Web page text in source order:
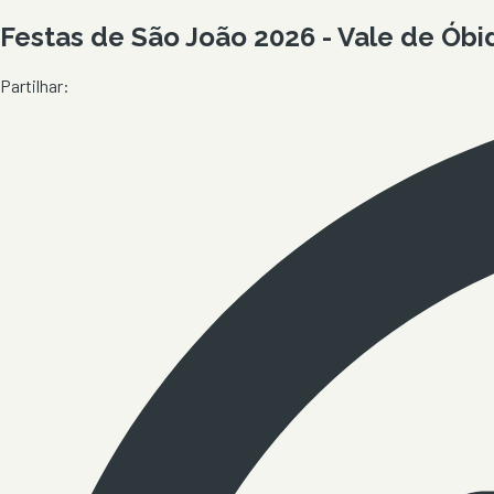
Festas de São João 2026 - Vale de
Partilhar: